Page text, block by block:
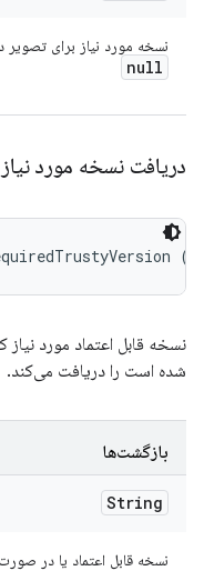
نسخه مورد نیاز برای
null
دریافت نسخه مورد
()
نسخه قابل اعتماد مورد
شده است را دریافت می‌کند.
بازگشت‌ها
String
نسخه قابل اعتماد یا در